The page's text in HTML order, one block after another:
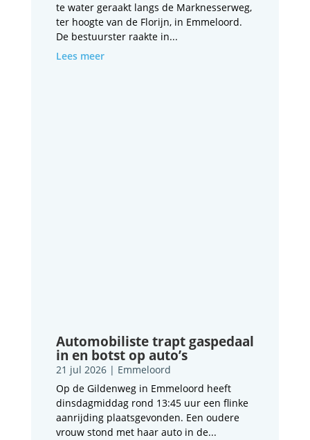
te water geraakt langs de Marknesserweg,
ter hoogte van de Florijn, in Emmeloord.
De bestuurster raakte in...
Lees meer
Automobiliste trapt gaspedaal
in en botst op auto’s
21 jul 2026| Emmeloord
Op de Gildenweg in Emmeloord heeft
dinsdagmiddag rond 13:45 uur een flinke
aanrijding plaatsgevonden. Een oudere
vrouw stond met haar auto in de...